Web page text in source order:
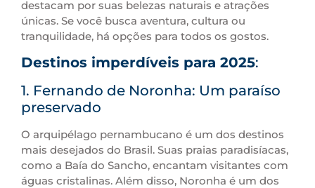
destacam por suas belezas naturais e atrações
únicas. Se você busca aventura, cultura ou
tranquilidade, há opções para todos os gostos.
Destinos imperdíveis para 2025:
1. Fernando de Noronha: Um paraíso
preservado
O arquipélago pernambucano é um dos destinos
mais desejados do Brasil. Suas praias paradisíacas,
como a Baía do Sancho, encantam visitantes com
águas cristalinas. Além disso, Noronha é um dos